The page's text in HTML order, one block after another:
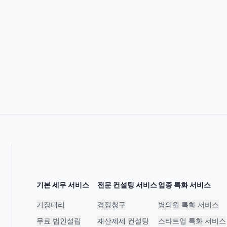
기본 세무 서비스
기장대리
무료 법인설립
전문 컨설팅 서비스
경정청구
재산제세 컨설팅
업종 특화 서비스
병의원 특화 서비스
스타트업 특화 서비스